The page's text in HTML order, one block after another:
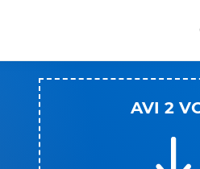
AVI 2